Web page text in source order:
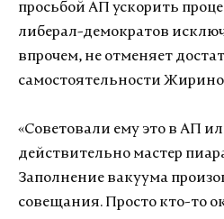
просьбой АП ускорить
либерал-демократов
впрочем, не отменяет
самостоятельности
«Советовали ему это в АП
действительно мастер
Заполнение вакуума
совещания. Просто кто-то